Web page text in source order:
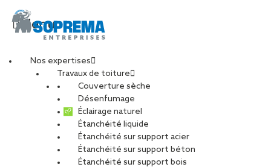
Menu
Nos expertises
Travaux de toiture
Couverture sèche
Désenfumage
Éclairage naturel
Étanchéité liquide
Étanchéité sur support acier
Étanchéité sur support béton
Étanchéité sur support bois
nantes3
PARTAGER
09 décembre 2022